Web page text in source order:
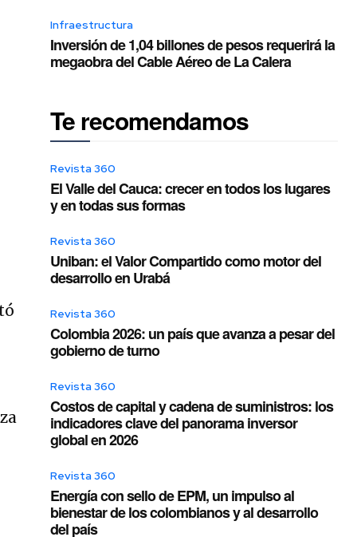
Infraestructura
Inversión de 1,04 billones de pesos requerirá la
megaobra del Cable Aéreo de La Calera
Te recomendamos
Revista 360
El Valle del Cauca: crecer en todos los lugares
y en todas sus formas
Revista 360
Uniban: el Valor Compartido como motor del
desarrollo en Urabá
Revista 360
Colombia 2026: un país que avanza a pesar del
gobierno de turno
Revista 360
Costos de capital y cadena de suministros: los
indicadores clave del panorama inversor
global en 2026
Revista 360
Energía con sello de EPM, un impulso al
bienestar de los colombianos y al desarrollo
del país